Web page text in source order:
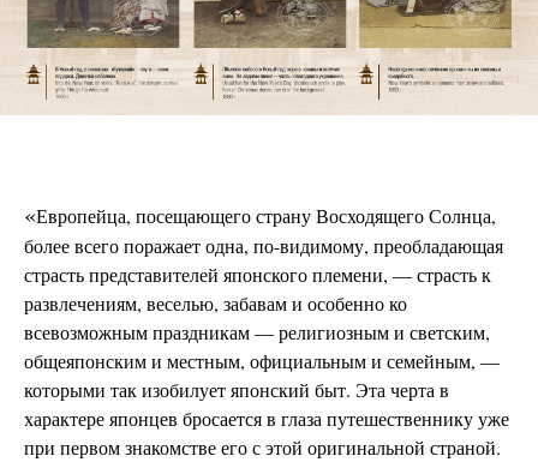
«Европейца, посещающего страну Восходящего Солнца,
более всего поражает одна, по-видимому, преобладающая
страсть представителей японского племени, — страсть к
развлечениям, веселью, забавам и особенно ко
всевозможным праздникам — религиозным и светским,
общеяпонским и местным, официальным и семейным, —
которыми так изобилует японский быт. Эта черта в
характере японцев бросается в глаза путешественнику уже
при первом знакомстве его с этой оригинальной страной.